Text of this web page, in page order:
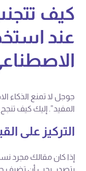
كيف
عند
جوجل لا تمنع الذكاء
المفيد”. إليك كيف
التركيز على
يتصدر. يجب أن تضيف